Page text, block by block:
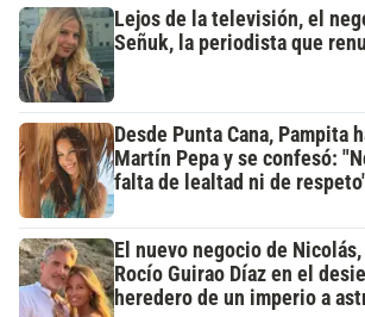
Lejos de la televisión, el
Señuk, la periodista que
Desde Punta Cana, Pampita
Martín Pepa y se confesó:
falta de lealtad ni de
El nuevo negocio de
Rocío Guirao Díaz en el
heredero de un imperio a